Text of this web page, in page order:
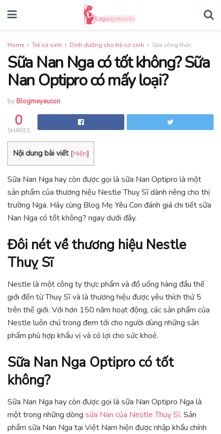
Home Trẻ sơ sinh Dinh dưỡng cho trẻ sơ sinh Sữa công thức
Sữa Nan Nga có tốt không? Sữa
Nan Optipro có mấy loại?
by Blogmeyeucon
0
SHARES
Nội dung bài viết [Hiện]
Sữa Nan Nga hay còn được gọi là sữa Nan Optipro là một
sản phẩm của thương hiệu Nestle Thuỵ Sĩ dành riêng cho thị
trường Nga. Hãy cùng Blog Mẹ Yêu Con đánh giá chi tiết sữa
Nan Nga có tốt không? ngay dưới đây.
Đôi nét về thương hiệu Nestle
Thuỵ Sĩ
Nestle là một công ty thực phẩm và đồ uống hàng đầu thế
giới đến từ Thuỵ Sĩ và là thương hiệu được yêu thích thứ 5
trên thế giới. Với hơn 150 năm hoạt động, các sản phẩm của
Nestle luôn chú trong đem tới cho người dùng những sản
phẩm phù hợp khẩu vị và có lợi cho sức khoẻ.
Sữa Nan Nga Optipro có tốt
không?
Sữa Nan Nga hay còn được gọi là sữa Nan Optipro Nga là
một trong những dòng sữa Nan của Nestle Thuỵ Sĩ. Sản
phẩm sữa Nan Nga tại Việt Nam hiện được nhập khẩu chính